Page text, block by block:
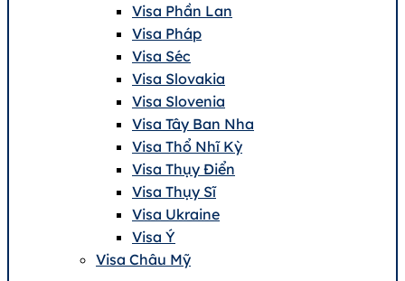
Visa Phần Lan
Visa Pháp
Visa Séc
Visa Slovakia
Visa Slovenia
Visa Tây Ban Nha
Visa Thổ Nhĩ Kỳ
Visa Thụy Điển
Visa Thụy Sĩ
Visa Ukraine
Visa Ý
Visa Châu Mỹ